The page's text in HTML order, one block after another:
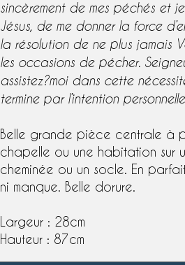
sincèrement de mes péchés et
Jésus, de me donner la force
la résolution de ne plus jamais
les occasions de pécher.
assistez?moi dans cette
termine par l’intention
Belle grande pièce centrale à
chapelle ou une habitation sur
cheminée ou un socle. En
ni manque. Belle dorure.
Largeur : 28cm
Hauteur : 87cm